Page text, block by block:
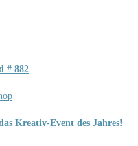
# 882
Kreativ-Event des Jahres!